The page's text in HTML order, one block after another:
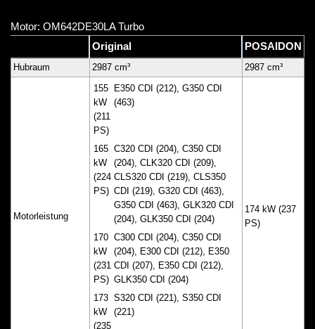
Motor: OM642DE30LA Turbo
Original
POSAIDON
Hubraum 2987 cm³ 2987 cm³
Motorleistung
155
kW
(211
PS)
E350 CDI (212), G350 CDI
(463)
165
kW
(224
PS)
C320 CDI (204), C350 CDI
(204), CLK320 CDI (209),
CLS320 CDI (219), CLS350
CDI (219), G320 CDI (463),
G350 CDI (463), GLK320 CDI
(204), GLK350 CDI (204)
170
kW
(231
PS)
C300 CDI (204), C350 CDI
(204), E300 CDI (212), E350
CDI (207), E350 CDI (212),
GLK350 CDI (204)
173
kW
(235
S320 CDI (221), S350 CDI
(221)
174 kW (237
PS)